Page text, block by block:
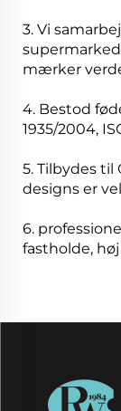
3. Vi
mærker
4. Bestod
1935/2004,
5. Tilbydes til
designs er
6.
fastholde,